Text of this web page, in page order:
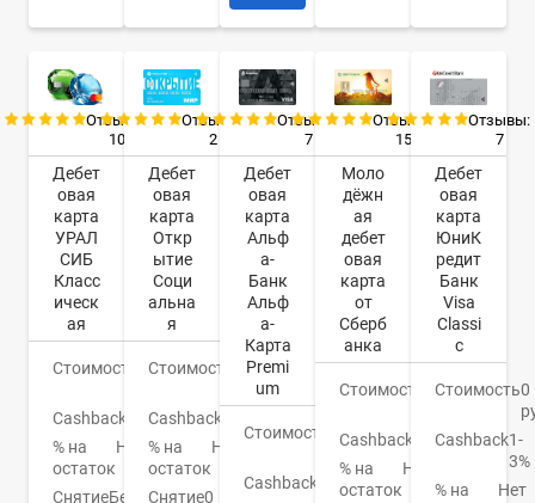
Отзывы:
10
Дебет
овая
карта
УРАЛ
СИБ
Класс
ическ
ая
Стоимость
599
Cashback
Баллы
% на
остаток
Нет
СнятиеБесплатно
Отзывы:
2
Дебет
овая
карта
Откр
ытие
Соци
альна
я
Стоимость
руб.
Cashback
% на
остаток
Нет
Снятие0
Отзывы:
7
Дебет
овая
карта
Альф
а-
Банк
Альф
а-
Карта
Premi
um
Стоимость
Cashback
Отзывы:
15
Моло
дёжн
ая
дебет
овая
карта
от
Сберб
анка
Стоимость
150
Cashback
СПАСИБО
% на
остаток
Нет
Отзывы:
7
Дебет
овая
карта
ЮниК
редит
Банк
Visa
Classi
c
Стоимость0
Cashback1-
3%
% на
Нет